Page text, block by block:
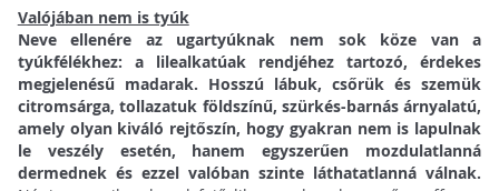
Valójában nem is tyúk
Neve ellenére az ugartyúknak nem sok köze van a
tyúkfélékhez: a lilealkatúak rendjéhez tartozó, érdekes
megjelenésű madarak. Hosszú lábuk, csőrük és szemük
citromsárga, tollazatuk földszínű, szürkés-barnás árnyalatú,
amely olyan kiváló rejtőszín, hogy gyakran nem is lapulnak
le veszély esetén, hanem egyszerűen mozdulatlanná
dermednek és ezzel valóban szinte láthatatlanná válnak.